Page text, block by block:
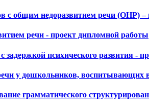
с общим недоразвитием речи (ОНР)
речи - проект дипломной работы
психического развития -
у дошкольников, воспитывающих
грамматического